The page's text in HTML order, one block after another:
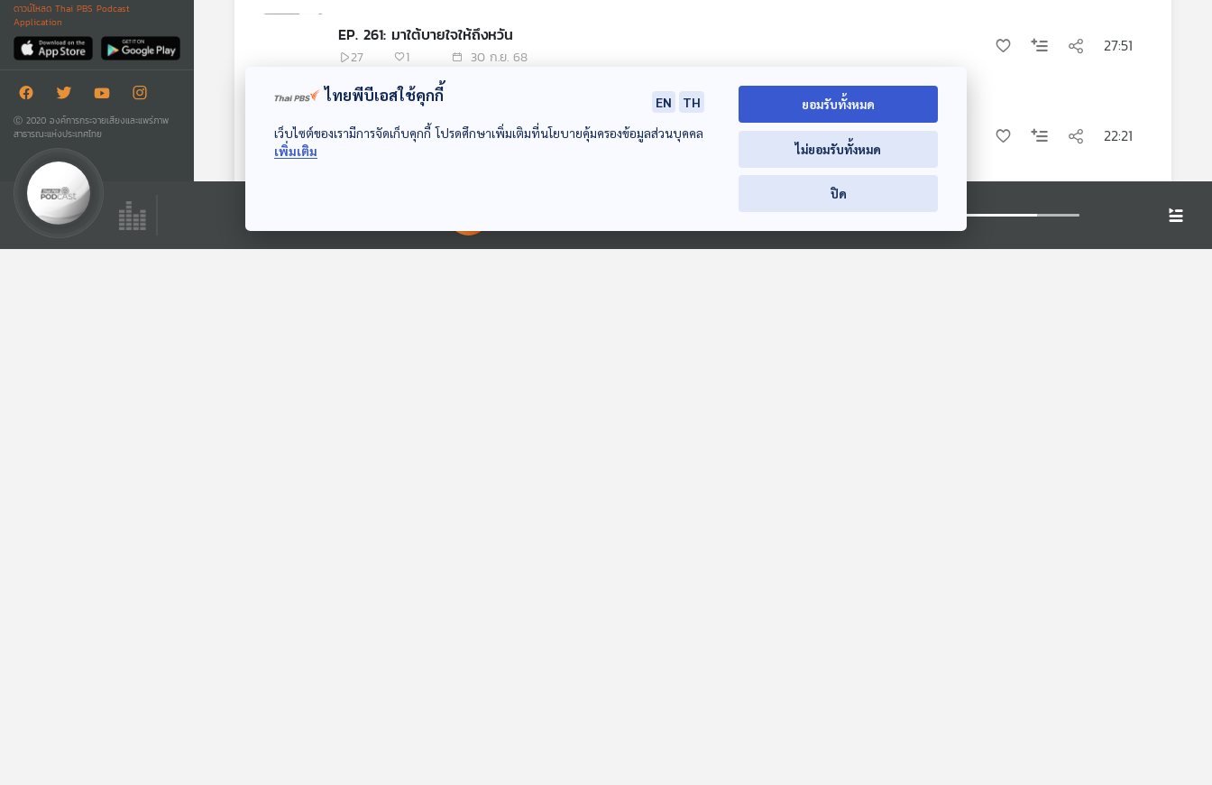
ดาวน์โหลด Thai PBS Podcast
Application
Ⓒ 2020 องค์การกระจายเสียงและแพร่ภาพ
สาธารณะแห่งประเทศไทย
EP. 261: มาใต้บายใจให้ถึงหวัน
27 1 30 ก.ย. 68
27:51
EP. 260: เยี่ยมสวนโมกข์ปีนี้ มีคำถามว่ามีพระไว้ทำไม 22:21
38 1 16 ก.ย. 68
00:00:00
ไทยพีบีเอสใช้คุกกี้ EN
TH
เว็บไซต์ของเรามีการจัดเก็บคุกกี้ โปรดศึกษาเพิ่มเติมที่นโยบายคุ้มครองข้อมูลส่วนบุคคล
เพิ่มเติม
ยอมรับทั้งหมด
ไม่ยอมรับทั้งหมด
ปิด